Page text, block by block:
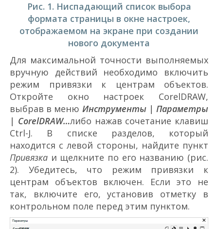
Рис. 1. Ниспадающий список выбора
формата страницы в окне настроек,
отображаемом на экране при создании
нового документа
Для максимальной точности выполняемых
вручную действий необходимо включить
режим привязки к центрам объектов.
Откройте окно настроек CorelDRAW,
выбрав в меню Инструменты | Параметры
| CorelDRAW…либо нажав сочетание клавиш
Ctrl-J. В списке разделов, который
находится с левой стороны, найдите пункт
Привязка и щелкните по его названию (рис.
2). Убедитесь, что режим привязки к
центрам объектов включен. Если это не
так, включите его, установив отметку в
контрольном поле перед этим пунктом.